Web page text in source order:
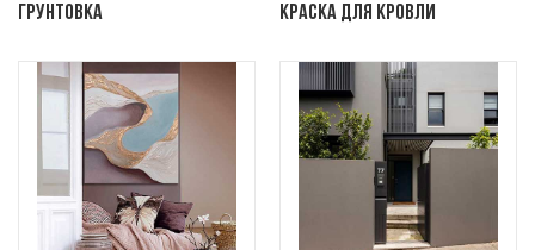
Грунтовка Краска для кровли